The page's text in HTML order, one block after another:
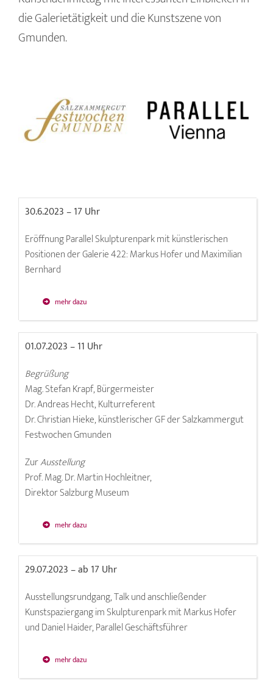
die Galerietätigkeit und die Kunstszene von
Gmunden.
30.6.2023 – 17 Uhr
Eröffnung Parallel Skulpturenpark mit künstlerischen
Positionen der Galerie 422: Markus Hofer und Maximilian
Bernhard
mehr dazu
01.07.2023 – 11 Uhr
Begrüßung
Mag. Stefan Krapf, Bürgermeister
Dr. Andreas Hecht, Kulturreferent
Dr. Christian Hieke, künstlerischer GF der Salzkammergut
Festwochen Gmunden
ZurAusstellung
Prof. Mag. Dr. Martin Hochleitner,
Direktor Salzburg Museum
mehr dazu
29.07.2023 – ab 17 Uhr
Ausstellungsrundgang, Talk und anschließender
Kunstspaziergang im Skulpturenpark mit Markus Hofer
und Daniel Haider, Parallel Geschäftsführer
mehr dazu